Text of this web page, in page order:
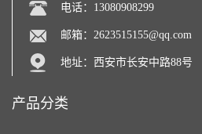
电话：13080908299
邮箱： 2623515155@qq.com
地址：西安市长安中路88号
产品分类